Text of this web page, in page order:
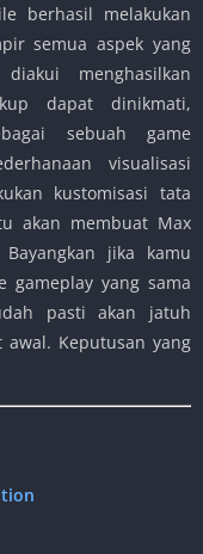
berhasil melakukan
semua aspek yang
menghasilkan
dapat dinikmati,
sebuah game
visualisasi
kustomisasi tata
akan membuat Max
jika kamu
gameplay yang sama
pasti akan jatuh
Keputusan yang